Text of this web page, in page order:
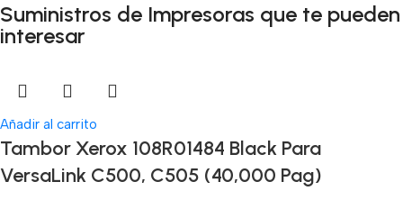
Suministros de Impresoras que te pueden
interesar
Añadir al carrito
Tambor Xerox 108R01484 Black Para
VersaLink C500, C505 (40,000 Pag)